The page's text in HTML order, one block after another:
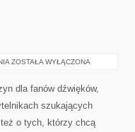
MUZYCZNE
MITY
ZOSTAŁA WYŁĄCZONA
dla fanów dźwięków,
szukających
też o tych, którzy chcą